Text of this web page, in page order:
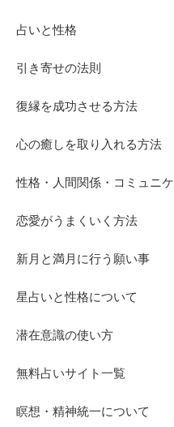
占いと性格
引き寄せの法則
復縁を成功させる方法
心の癒しを取り入れる方法
性格・人間関係・コミュニ
恋愛がうまくいく方法
新月と満月に行う願い事
星占いと性格について
潜在意識の使い方
無料占いサイト一覧
瞑想・精神統一について